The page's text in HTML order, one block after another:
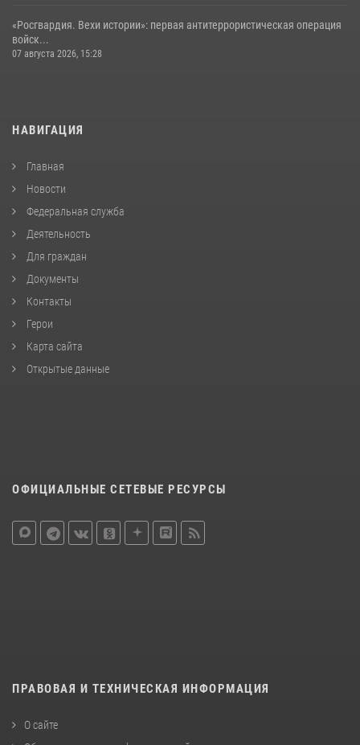
«Росгвардия. Вехи истории»: первая антитеррористическая операция
войск...
07 августа 2026, 15:28
НАВИГАЦИЯ
Главная
Новости
Федеральная служба
Деятельность
Для граждан
Документы
Контакты
Герои
Карта сайта
Открытые данные
ОФИЦИАЛЬНЫЕ СЕТЕВЫЕ РЕСУРСЫ
ПРАВОВАЯ И ТЕХНИЧЕСКАЯ ИНФОРМАЦИЯ
О сайте